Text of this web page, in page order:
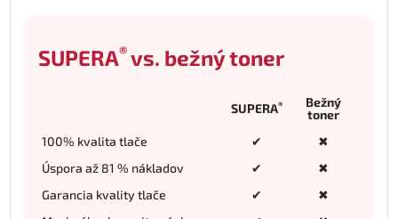
SUPERA®vs. bežný toner
SUPERA®
Bežný
toner
100% kvalita tlače
✔
✖
Úspora až 81 % nákladov
✔
✖
Garancia kvality tlače
✔
✖